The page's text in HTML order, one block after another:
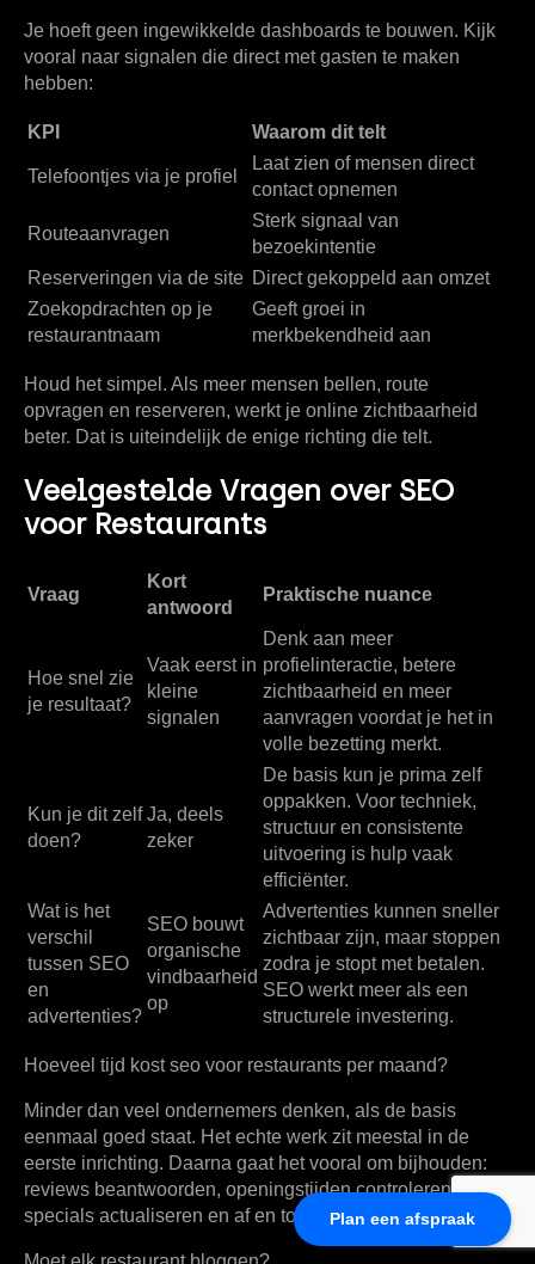
Plan een afspraak
Je hoeft geen ingewikkelde dashboards te bouwen. Kijk
vooral naar signalen die direct met gasten te maken
hebben:
KPI Waarom dit telt
Telefoontjes via je profiel
Laat zien of mensen direct
contact opnemen
Routeaanvragen
Sterk signaal van
bezoekintentie
Reserveringen via de site Direct gekoppeld aan omzet
Zoekopdrachten op je
restaurantnaam
Geeft groei in
merkbekendheid aan
Houd het simpel. Als meer mensen bellen, route
opvragen en reserveren, werkt je online zichtbaarheid
beter. Dat is uiteindelijk de enige richting die telt.
Veelgestelde Vragen over SEO
voor Restaurants
Vraag
Kort
antwoord
Praktische nuance
Hoe snel zie
je resultaat?
Vaak eerst in
kleine
signalen
Denk aan meer
profielinteractie, betere
zichtbaarheid en meer
aanvragen voordat je het in
volle bezetting merkt.
Kun je dit zelf
doen?
Ja, deels
zeker
De basis kun je prima zelf
oppakken. Voor techniek,
structuur en consistente
uitvoering is hulp vaak
efficiënter.
Wat is het
verschil
tussen SEO
en
advertenties?
SEO bouwt
organische
vindbaarheid
op
Advertenties kunnen sneller
zichtbaar zijn, maar stoppen
zodra je stopt met betalen.
SEO werkt meer als een
structurele investering.
Hoeveel tijd kost seo voor restaurants per maand?
Minder dan veel ondernemers denken, als de basis
eenmaal goed staat. Het echte werk zit meestal in de
eerste inrichting. Daarna gaat het vooral om bijhouden:
reviews beantwoorden, openingstijden controleren,
specials actualiseren en af en toe pagina's verbeteren.